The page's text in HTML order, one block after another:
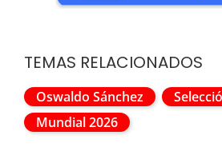
TEMAS RELACIONADOS
Oswaldo Sánchez
Mundial 2026